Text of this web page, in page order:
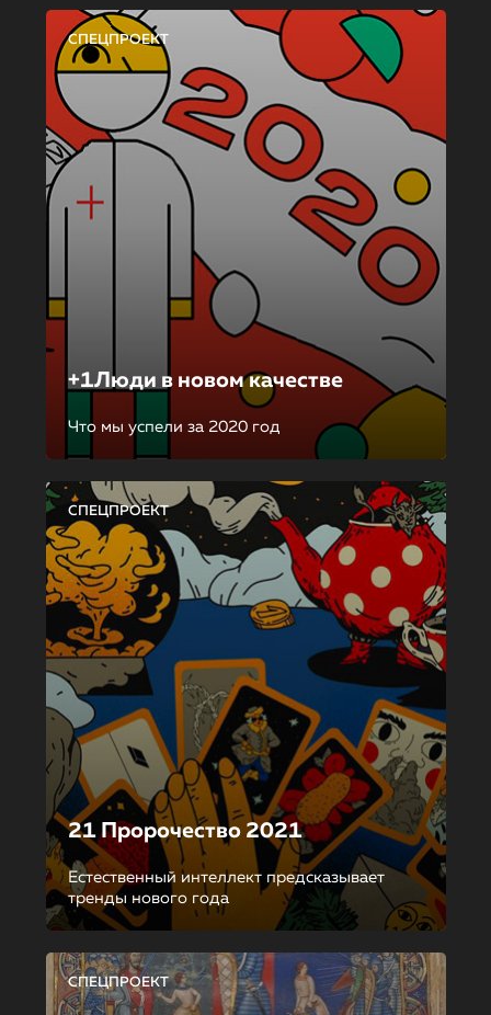
СПЕЦПРОЕКТ
+1Люди в новом качестве
Что мы успели за 2020 год
СПЕЦПРОЕКТ
21 Пророчество 2021
Естественный интеллект предсказывает
тренды нового года
СПЕЦПРОЕКТ